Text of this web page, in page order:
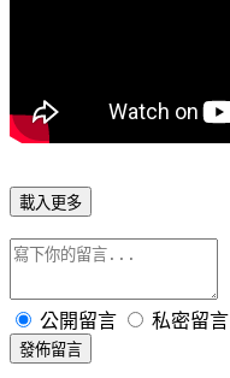
載入更多
公開留言 私密留言
發佈留言